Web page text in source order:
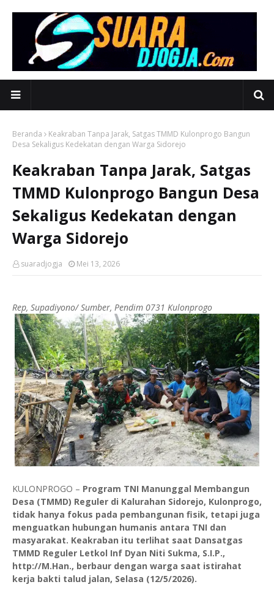
Beranda
Keakraban Tanpa Jarak, Satgas TMMD Kulonprogo Bangun
Desa Sekaligus Kedekatan dengan Warga Sidorejo
Keakraban Tanpa Jarak, Satgas
TMMD Kulonprogo Bangun Desa
Sekaligus Kedekatan dengan
Warga Sidorejo
suaradjogja Mei 13, 2026
Rep, Supadiyono/ Sumber, Pendim 0731 Kulonprogo
KULONPROGO – Program TNI Manunggal Membangun
Desa (TMMD) Reguler di Kalurahan Sidorejo, Kulonprogo,
tidak hanya fokus pada pembangunan fisik, tetapi juga
menguatkan hubungan humanis antara TNI dan
masyarakat. Keakraban itu terlihat saat Dansatgas
TMMD Reguler Letkol Inf Dyan Niti Sukma, S.I.P.,
http://M.Han., berbaur dengan warga saat istirahat
kerja bakti talud jalan, Selasa (12/5/2026).